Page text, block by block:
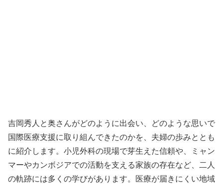
吉岡秀人と奥さんがどのように出会い、どのような思いで
国際医療支援に取り組んできたのかを、夫婦の歩みととも
に紹介します。小児外科の現場で芽生えた信頼や、ミャン
マーやカンボジアでの活動を支える家族の存在など、二人
の軌跡には多くの学びがあります。医療が届きにくい地域